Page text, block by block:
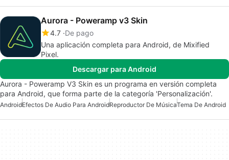
Aurora - Poweramp v3 Skin
4.7 De pago
Una aplicación completa para Android, de Mixified
Pixel.
Descargar para Android
Aurora - Poweramp V3 Skin es un programa en versión completa
para Android, que forma parte de la categoría 'Personalización'.
AndroidEfectos De Audio Para AndroidReproductor De MúsicaTema De Android